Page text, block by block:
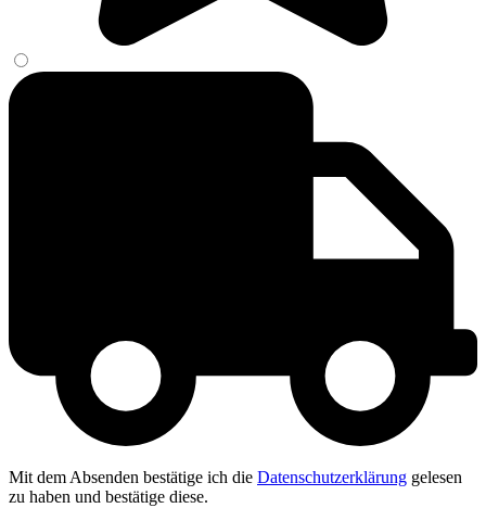
Mit dem Absenden bestätige ich die Datenschutzerklärung gelesen
zu haben und bestätige diese.